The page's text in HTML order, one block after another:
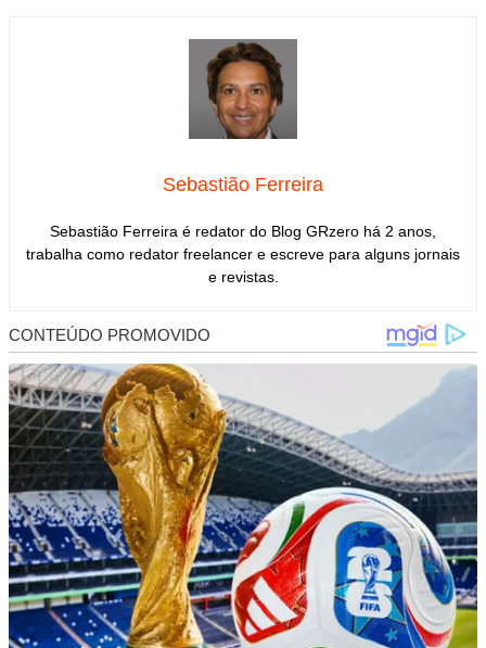
Sebastião Ferreira
Sebastião Ferreira é redator do Blog GRzero há 2 anos,
trabalha como redator freelancer e escreve para alguns jornais
e revistas.